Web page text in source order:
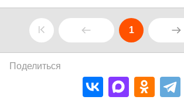
1
Поделиться